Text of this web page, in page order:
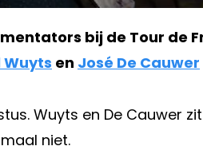
bij de Tour de
Wuyts en José De Cauwer
Wuyts en De Cauwer
niet.